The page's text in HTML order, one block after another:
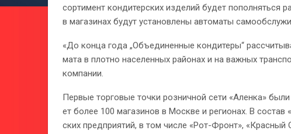
сор­ти­мент кон­ди­тер­ских из­де­лий бу­дет по­пол­нять­ся
в ма­га­зи­нах бу­дут уста­нов­ле­ны ав­то­ма­ты
«До кон­ца го­да „Объеди­нен­ные кон­ди­те­ры“
ма­та в плот­но на­се­лен­ных райо­нах и на важ­ных
ком­па­нии.
Пер­вые тор­го­вые точ­ки роз­нич­ной се­ти «Ален­ка»
ет бо­лее 100 ма­га­зи­нов в Москве и ре­ги­о­нах. В
ских пред­при­я­тий, в том чис­ле «Рот-Фронт», «Крас­ный